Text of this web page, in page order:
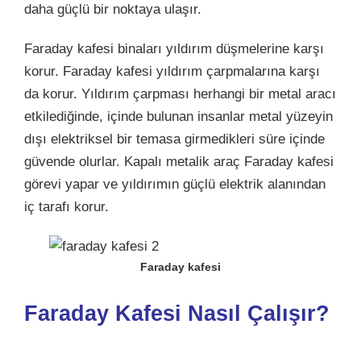
daha güçlü bir noktaya ulaşır.
Faraday kafesi binaları yıldırım düşmelerine karşı
korur. Faraday kafesi yıldırım çarpmalarına karşı
da korur. Yıldırım çarpması herhangi bir metal aracı
etkilediğinde, içinde bulunan insanlar metal yüzeyin
dışı elektriksel bir temasa girmedikleri süre içinde
güvende olurlar. Kapalı metalik araç Faraday kafesi
görevi yapar ve yıldırımın güçlü elektrik alanından
iç tarafı korur.
Faraday kafesi
Faraday Kafesi Nasıl Çalışır?